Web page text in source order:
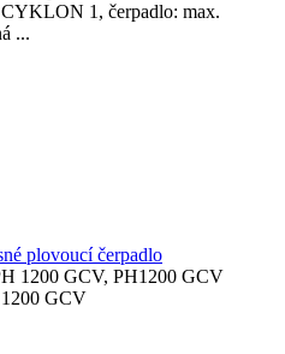
1, čerpadlo: max.
...
plovoucí čerpadlo
1200 GCV